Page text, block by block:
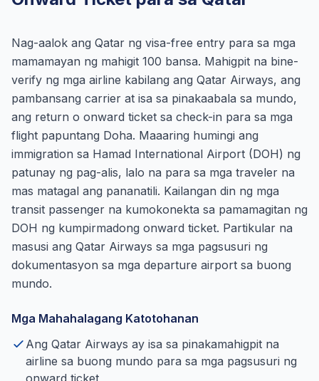
Nag-aalok ang Qatar ng visa-free entry para sa mga
mamamayan ng mahigit 100 bansa. Mahigpit na bine-
verify ng mga airline kabilang ang Qatar Airways, ang
pambansang carrier at isa sa pinakaabala sa mundo,
ang return o onward ticket sa check-in para sa mga
flight papuntang Doha. Maaaring humingi ang
immigration sa Hamad International Airport (DOH) ng
patunay ng pag-alis, lalo na para sa mga traveler na
mas matagal ang pananatili. Kailangan din ng mga
transit passenger na kumokonekta sa pamamagitan ng
DOH ng kumpirmadong onward ticket. Partikular na
masusi ang Qatar Airways sa mga pagsusuri ng
dokumentasyon sa mga departure airport sa buong
mundo.
Mga Mahahalagang Katotohanan
Ang Qatar Airways ay isa sa pinakamahigpit na
airline sa buong mundo para sa mga pagsusuri ng
onward ticket